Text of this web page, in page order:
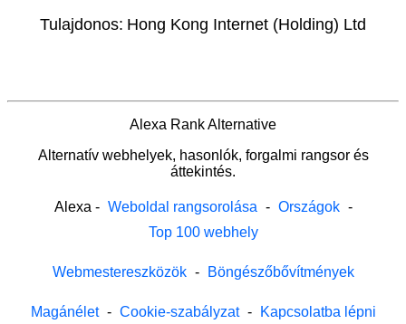
Tulajdonos: Hong Kong Internet (Holding) Ltd
Alexa Rank Alternative
Alternatív webhelyek, hasonlók, forgalmi rangsor és
áttekintés.
Alexa - Weboldal rangsorolása - Országok -
Top 100 webhely
Webmestereszközök - Böngészőbővítmények
Magánélet - Cookie-szabályzat - Kapcsolatba lépni